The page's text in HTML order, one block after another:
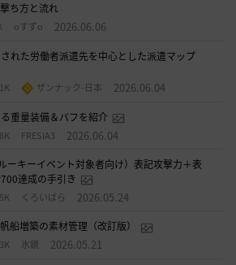
ち方と流れ
oすずo 2026.06.06
れた労働者派遣先を中心とした派遣マップ
ザンナック-日本 2026.06.04
重量装備＆バフを紹介
FRESIA3 2026.06.04
ーキーイベント対象者向け）表記攻撃力＋表
達成の手引き
くろいばら 2026.05.24
船増築の素材管理（改訂版）
氷鏡 2026.05.21